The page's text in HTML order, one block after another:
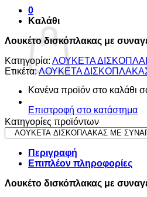
0
Καλάθι
Κανένα προϊόν στο καλάθι
Επιστροφή στο κατάστημα
Λουκέτο δισκόπλακας με
Κατηγορία: ΛΟΥΚΕΤΑ
Ετικέτα:ΛΟΥΚΕΤΑ
Κατηγορίες προϊόντων
Περιγραφή
Επιπλέον πληροφορίες
Λουκέτο δισκόπλακας με